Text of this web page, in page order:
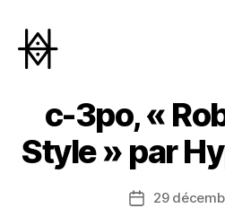
c-3po, «
Style » par
Date
29